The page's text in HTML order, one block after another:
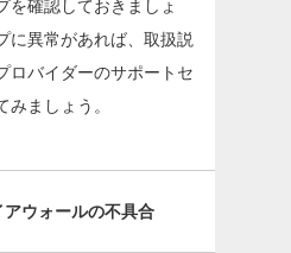
を確認しておきましょ
に異常があれば、取扱説
ロバイダーのサポートセ
みましょう。
ウォールの不具合